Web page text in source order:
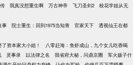
我真没想重生啊 万古神帝 飞刀圣剑2
校花学姐从无
事 院士重生：回到1975当知青 官家天下
透视仙王在都
资本家大小姐！
八零赶海：鱼虾成山，九个女儿吃香喝
灵事录 以法律之名 我省府大秘，问鼎京圈
军火贩子什